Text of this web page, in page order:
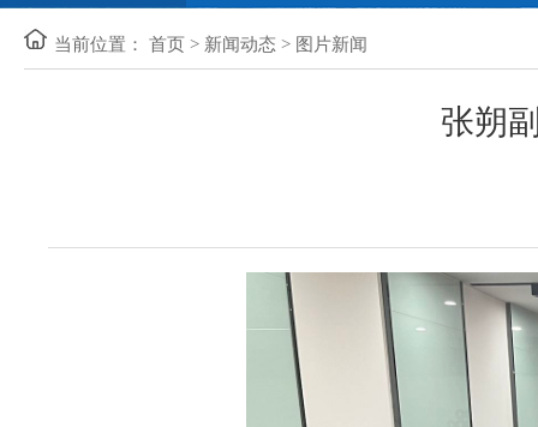
当前位置： 首页 > 新闻动态 > 图片新闻
张朔